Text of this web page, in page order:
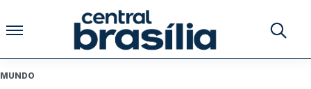
Pular para o conteúdo
Buscar
MUNDO